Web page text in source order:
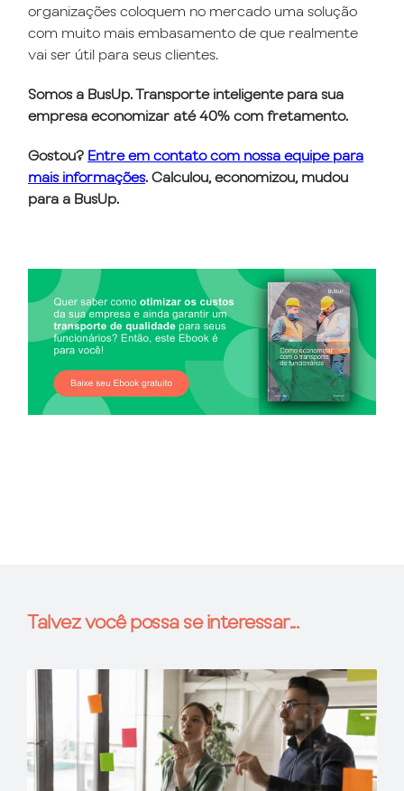
organizações coloquem no mercado uma solução
com muito mais embasamento de que realmente
vai ser útil para seus clientes.
Somos a BusUp. Transporte inteligente para sua
empresa economizar até 40% com fretamento.
Gostou? Entre em contato com nossa equipe para
mais informações. Calculou, economizou, mudou
para a BusUp.
Talvez você possa se interessar...